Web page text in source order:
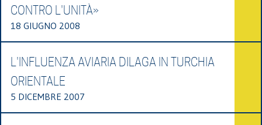
CONTRO L'UNITÀ»
18 GIUGNO 2008
L'INFLUENZA AVIARIA DILAGA IN TURCHIA
ORIENTALE
5 DICEMBRE 2007